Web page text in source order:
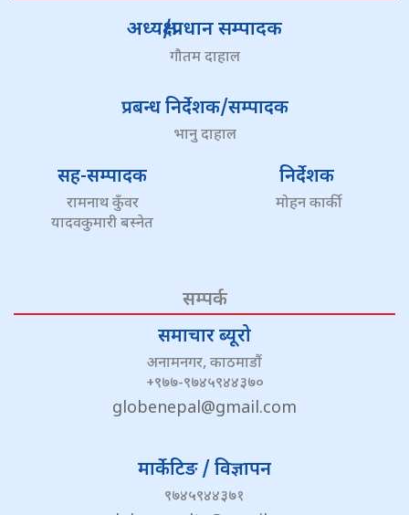
अध्यक्ष/प्रधान सम्पादक
गौतम दाहाल
प्रबन्ध निर्देशक/सम्पादक
भानु दाहाल
सह-सम्पादक
रामनाथ कुँवर
यादवकुमारी बस्नेत
निर्देशक
मोहन कार्की
सम्पर्क
समाचार ब्यूरो
अनामनगर, काठमाडौं
+९७७-९७४५९४४३७०
globenepal@gmail.com
मार्केटिङ / विज्ञापन
९७४५९४४३७१